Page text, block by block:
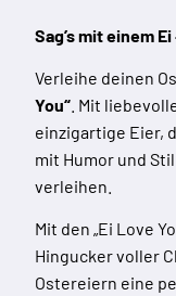
Sag’s mit einem
Verleihe deinen
You“ . Mit
einzigartige Eier,
mit Humor und
verleihen.
Mit den „Ei Love
Hingucker voller
Ostereiern eine